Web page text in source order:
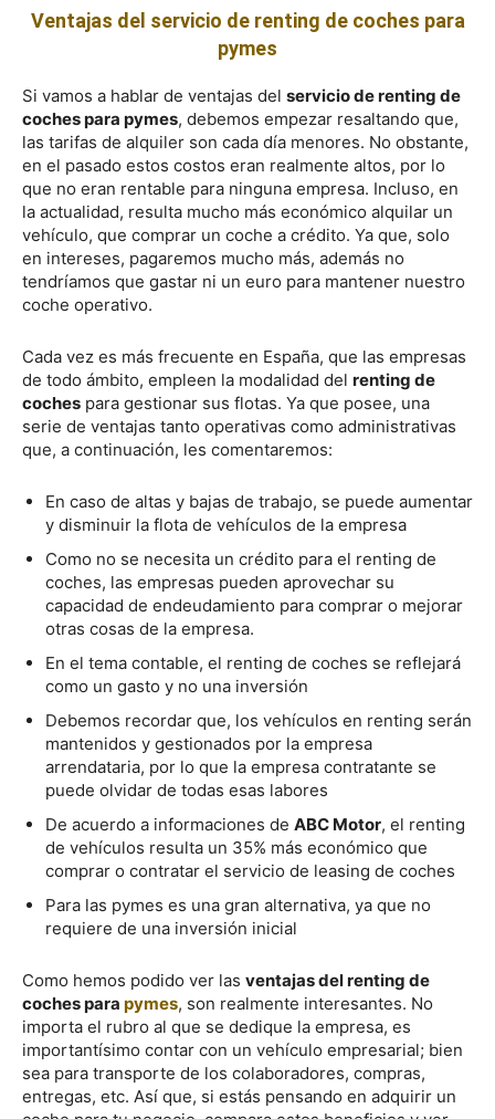
Ventajas del servicio de renting de coches para
pymes
Si vamos a hablar de ventajas del servicio de renting de
coches para pymes, debemos empezar resaltando que,
las tarifas de alquiler son cada día menores. No obstante,
en el pasado estos costos eran realmente altos, por lo
que no eran rentable para ninguna empresa. Incluso, en
la actualidad, resulta mucho más económico alquilar un
vehículo, que comprar un coche a crédito. Ya que, solo
en intereses, pagaremos mucho más, además no
tendríamos que gastar ni un euro para mantener nuestro
coche operativo.
Cada vez es más frecuente en España, que las empresas
de todo ámbito, empleen la modalidad del renting de
coches para gestionar sus flotas. Ya que posee, una
serie de ventajas tanto operativas como administrativas
que, a continuación, les comentaremos:
En caso de altas y bajas de trabajo, se puede aumentar
y disminuir la flota de vehículos de la empresa
Como no se necesita un crédito para el renting de
coches, las empresas pueden aprovechar su
capacidad de endeudamiento para comprar o mejorar
otras cosas de la empresa.
En el tema contable, el renting de coches se reflejará
como un gasto y no una inversión
Debemos recordar que, los vehículos en renting serán
mantenidos y gestionados por la empresa
arrendataria, por lo que la empresa contratante se
puede olvidar de todas esas labores
De acuerdo a informaciones de ABC Motor, el renting
de vehículos resulta un 35% más económico que
comprar o contratar el servicio de leasing de coches
Para las pymes es una gran alternativa, ya que no
requiere de una inversión inicial
Como hemos podido ver las ventajas del renting de
coches para pymes, son realmente interesantes. No
importa el rubro al que se dedique la empresa, es
importantísimo contar con un vehículo empresarial; bien
sea para transporte de los colaboradores, compras,
entregas, etc. Así que, si estás pensando en adquirir un